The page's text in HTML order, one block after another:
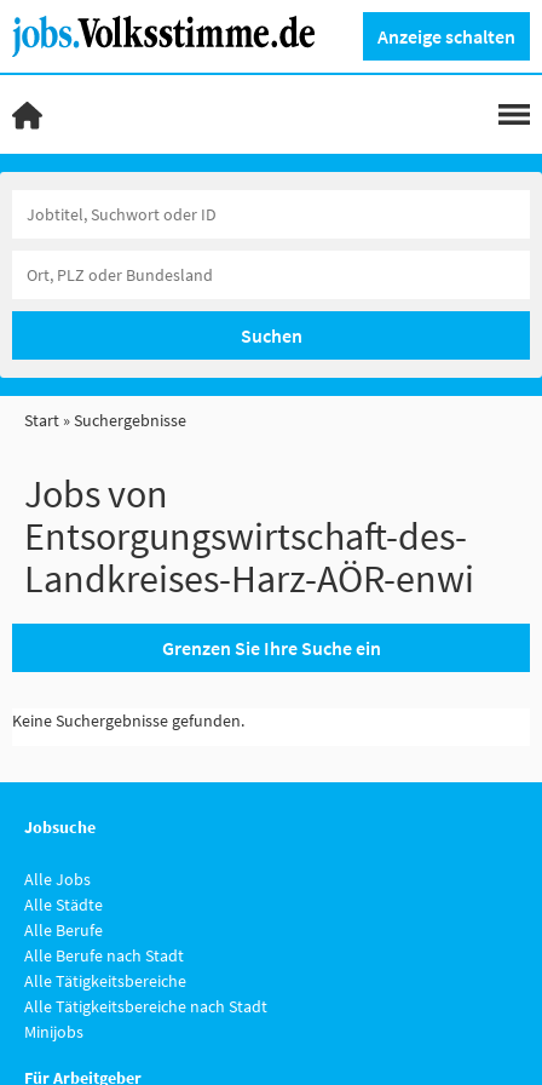
Anzeige schalten
Suchen
Start Suchergebnisse
Jobs von
Entsorgungswirtschaft-des-
Landkreises-Harz-AÖR-enwi
Grenzen Sie Ihre Suche ein
Keine Suchergebnisse gefunden.
Jobsuche
Alle Jobs
Alle Städte
Alle Berufe
Alle Berufe nach Stadt
Alle Tätigkeitsbereiche
Alle Tätigkeitsbereiche nach Stadt
Minijobs
Für Arbeitgeber